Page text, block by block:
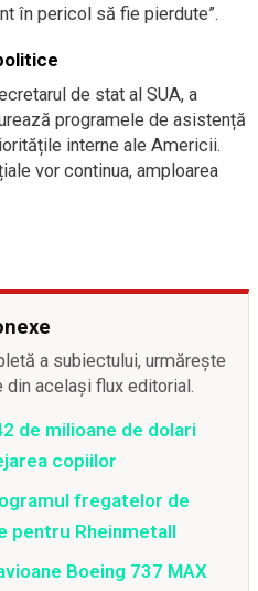
în pericol să fie pierdute”.
de stat al SUA, a
programele de asistență
interne ale Americii.
vor continua, amploarea
a subiectului, urmărește
același flux editorial.
de milioane de dolari
copiilor
fregatelor de
pentru Rheinmetall
Boeing 737 MAX